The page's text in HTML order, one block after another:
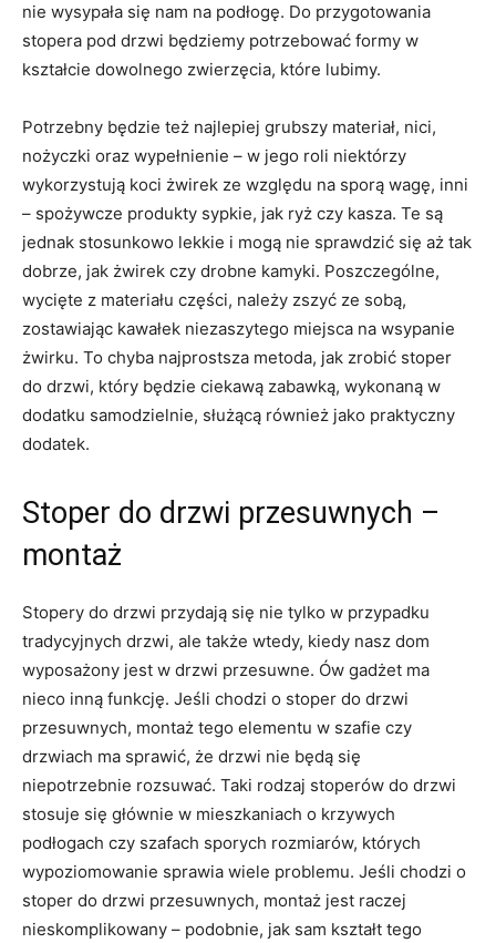
nie wysypała się nam na podłogę. Do przygotowania
stopera pod drzwi będziemy potrzebować formy w
kształcie dowolnego zwierzęcia, które lubimy.
Potrzebny będzie też najlepiej grubszy materiał, nici,
nożyczki oraz wypełnienie – w jego roli niektórzy
wykorzystują koci żwirek ze względu na sporą wagę, inni
– spożywcze produkty sypkie, jak ryż czy kasza. Te są
jednak stosunkowo lekkie i mogą nie sprawdzić się aż tak
dobrze, jak żwirek czy drobne kamyki. Poszczególne,
wycięte z materiału części, należy zszyć ze sobą,
zostawiając kawałek niezaszytego miejsca na wsypanie
żwirku. To chyba najprostsza metoda, jak zrobić stoper
do drzwi, który będzie ciekawą zabawką, wykonaną w
dodatku samodzielnie, służącą również jako praktyczny
dodatek.
Stoper do drzwi przesuwnych –
montaż
Stopery do drzwi przydają się nie tylko w przypadku
tradycyjnych drzwi, ale także wtedy, kiedy nasz dom
wyposażony jest w drzwi przesuwne. Ów gadżet ma
nieco inną funkcję. Jeśli chodzi o stoper do drzwi
przesuwnych, montaż tego elementu w szafie czy
drzwiach ma sprawić, że drzwi nie będą się
niepotrzebnie rozsuwać. Taki rodzaj stoperów do drzwi
stosuje się głównie w mieszkaniach o krzywych
podłogach czy szafach sporych rozmiarów, których
wypoziomowanie sprawia wiele problemu. Jeśli chodzi o
stoper do drzwi przesuwnych, montaż jest raczej
nieskomplikowany – podobnie, jak sam kształt tego